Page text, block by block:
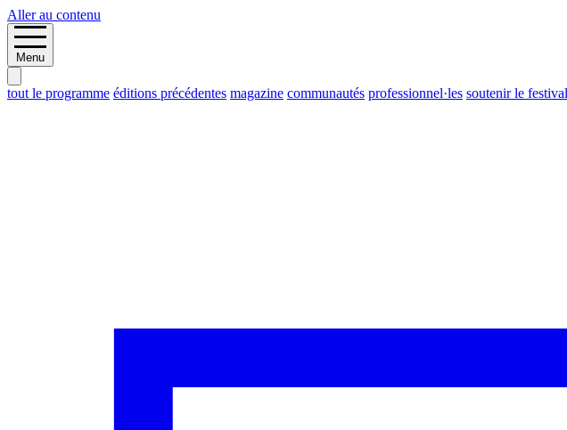
Aller au contenu
Menu
tout le programme éditions précédentes magazine communautés professionnel·les soutenir le festival